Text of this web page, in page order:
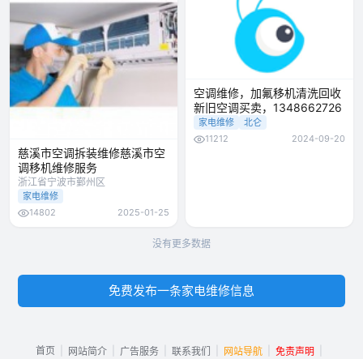
慈溪市空调拆装维修慈溪市空
调移机维修服务
浙江省宁波市鄞州区
家电维修
14802
2025-01-25
空调维修，加氟移机清洗回收
新旧空调买卖，1348662726
家电维修
北仑
11212
2024-09-20
没有更多数据
免费发布一条家电维修信息
首页 网站简介 广告服务 联系我们 网站导航 免责声明